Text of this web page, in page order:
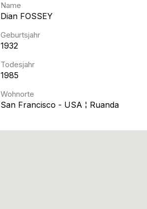
Name
Dian FOSSEY
Geburtsjahr
1932
Todesjahr
1985
Wohnorte
San Francisco - USA ¦ Ruanda